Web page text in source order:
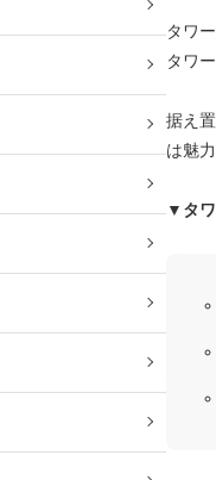
タワ
タワ
据え
は魅
▼タ